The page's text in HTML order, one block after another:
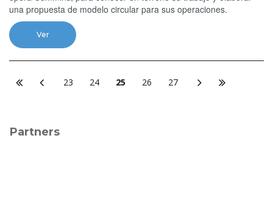
una propuesta de modelo circular para sus operaciones.
Ver
23 24 25 26 27
Partners